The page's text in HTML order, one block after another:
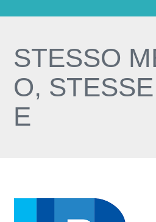
STESSO
O,
E